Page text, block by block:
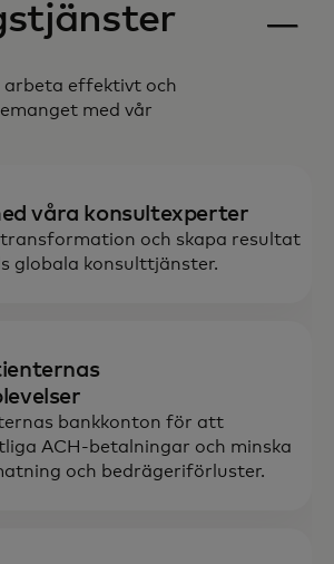
arbeta effektivt och
med vår
våra konsultexperter
och skapa resultat
globala konsulttjänster.
bankkonton för att
ACH-betalningar och minska
och bedrägeriförluster.